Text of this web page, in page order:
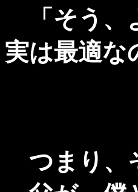
「そう、
実は最適な
つまり、